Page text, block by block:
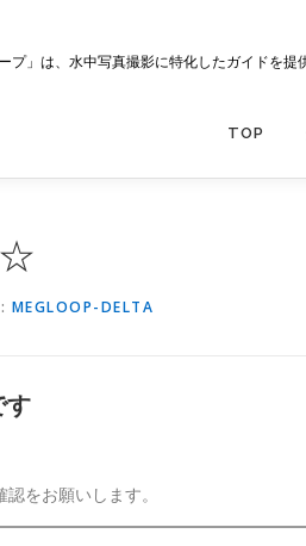
プ」は、水中写真撮影に特化したガイドを提
TOP
☆
MEGLOOP-DELTA
す
をお願いします。